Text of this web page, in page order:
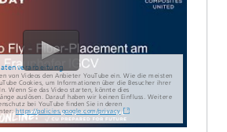
von Videos den Anbieter YouTube ein. Wie die meisten
Cookies, um Informationen über die Besucher ihrer
Wenn Sie das Video starten, könnte dies
auslösen. Darauf haben wir keinen Einfluss. Weitere
bei YouTube finden Sie in deren
https://policies.google.com/privacy